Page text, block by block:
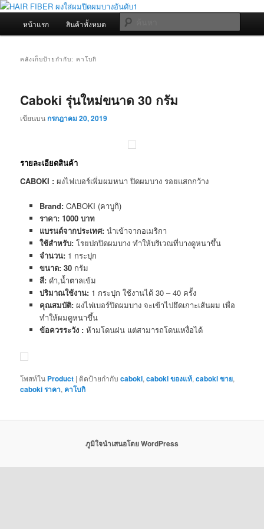
ข้าม
ข้าม
บทความ
HAIR FIBER ผงใส่ผมปิดผมบางอันดับ1
Hair Fiber อันดับ 1 ลูกค้ามากกว่า 5ล้านคนสั่งสินค้าเรา ขายปลีกส่ง SAMSON
HAIR FIBER, CABOKI, DEXE เพิ่มผมหนา ปิดรอยแสก มีอย. สูตรใหม่ผงละเอียด
เกาะเส้นผมดี
หน้าแรก สินค้าทั้งหมด บทความ
คลังเก็บป้ายกำกับ:คาโบกิ
Caboki รุ่นใหม่ขนาด 30 กรัม
เขียนบนกรกฎาคม 20, 2019
รายละเอียดสินค้า
CABOKI :ผงไฟเบอร์เพิ่มผมหนา ปิดผมบาง รอยแสกกว้าง
Brand:CABOKI (คาบูกิ)
ราคา: 1000 บาท
แบรนด์จากประเทศ:นำเข้าจากอเมริกา
ใช้สำหรับ:โรยปกปิดผมบาง ทำให้บริเวณที่บางดูหนาขึ้น
จำนวน:1 กระปุก
ขนาด: 30กรัม
สี: ดำ,น้ำตาลเข้ม
ปริมาณใช้งาน: 1 กระปุก ใช้งานได้ 30 – 40 ครั้ง
คุณสมบัติ:ผงไฟเบอร์ปิดผมบาง จะเข้าไปยึดเกาะเส้นผม เพื่อ
ทำให้ผมดูหนาขึ้น
ข้อควรระวัง : ห้ามโดนฝน แต่สามารถโดนเหงื่อได้
โพสท์ใน Product | ติดป้ายกำกับ caboki,caboki ของแท้,caboki ขาย,
caboki ราคา, คาโบกิ
ภูมิใจนำเสนอโดย WordPress